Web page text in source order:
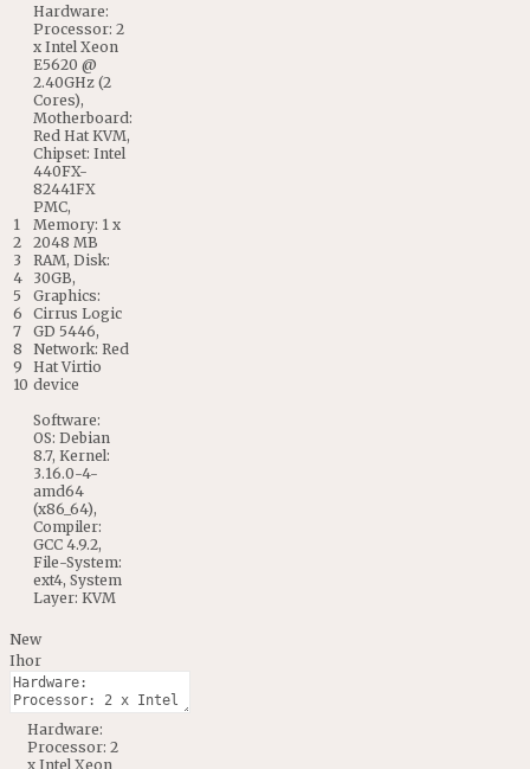
1
2
3
4
5
6
7
8
9
10
Hardware:
Processor: 2
x Intel Xeon
E5620 @
2.40GHz (2
Cores),
Motherboard :
Red Hat KVM,
Chipset: Intel
440FX-
82441FX
PMC,
Memory: 1 x
2048 MB
RAM, Disk:
30GB,
Graphics:
Cirrus Logic
GD 5446,
Network: Red
HatVirtio
device
Software:
OS: Debian
8.7, Kernel :
3.16.0-4-
amd64
(x86_64),
Compiler:
GCC 4.9.2,
File-System:
ext4, System
Layer: KVM
New
Ihor
Hardware:
Processor: 2
x Intel Xeon